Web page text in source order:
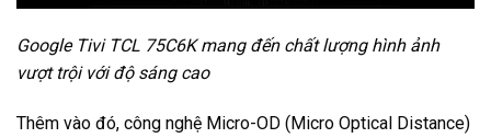
Google Tivi TCL 75C6K mang đến chất lượng hình ảnh
vượt trội với độ sáng cao
Thêm vào đó, công nghệ Micro-OD (Micro Optical Distance)